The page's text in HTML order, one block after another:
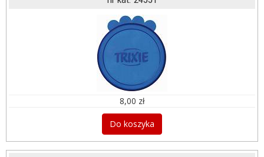
8,00 zł
Do koszyka